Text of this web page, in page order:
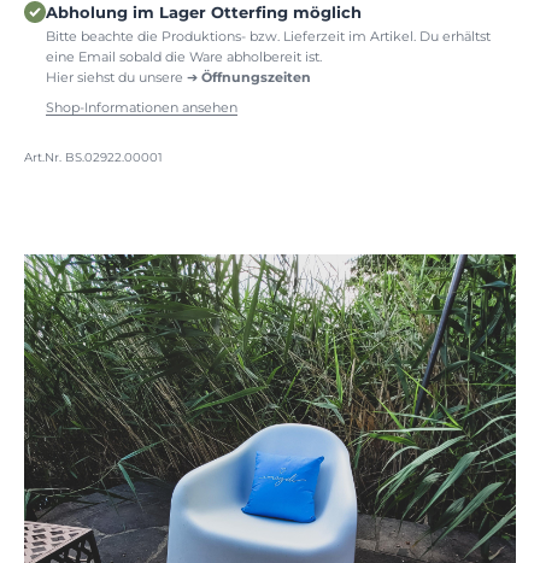
Abholung im Lager Otterfing möglich
Bitte beachte die Produktions- bzw. Lieferzeit im Artikel. Du erhältst
eine Email sobald die Ware abholbereit ist.
Hier siehst du unsere ➔ Öffnungszeiten
Shop-Informationen ansehen
Art.Nr. BS.02922.00001